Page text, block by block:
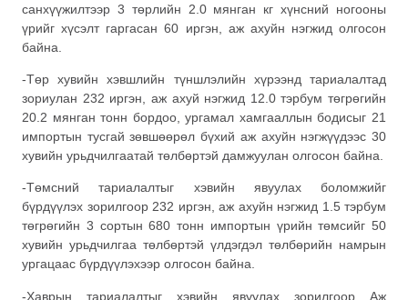
санхүүжилтээр 3 төрлийн 2.0 мянган кг хүнсний ногооны
үрийг хүсэлт гаргасан 60 иргэн, аж ахуйн нэгжид олгосон
байна.
-Төр хувийн хэвшлийн түншлэлийн хүрээнд тариалалтад
зориулан 232 иргэн, аж ахуй нэгжид 12.0 тэрбум төгрөгийн
20.2 мянган тонн бордоо, ургамал хамгааллын бодисыг 21
импортын тусгай зөвшөөрөл бүхий аж ахуйн нэгжүүдээс 30
хувийн урьдчилгаатай төлбөртэй дамжуулан олгосон байна.
-Төмсний тариалалтыг хэвийн явуулах боломжийг
бүрдүүлэх зорилгоор 232 иргэн, аж ахуйн нэгжид 1.5 тэрбум
төгрөгийн 3 сортын 680 тонн импортын үрийн төмсийг 50
хувийн урьдчилгаа төлбөртэй үлдэгдэл төлбөрийн намрын
ургацаас бүрдүүлэхээр олгосон байна.
-Хаврын тариалалтыг хэвийн явуулах зорилгоор Аж